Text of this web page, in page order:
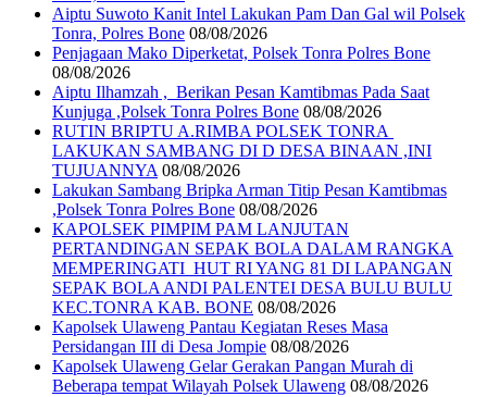
Aiptu Suwoto Kanit Intel Lakukan Pam Dan Gal wil Polsek
Tonra, Polres Bone 08/08/2026
Penjagaan Mako Diperketat, Polsek Tonra Polres Bone
08/08/2026
Aiptu Ilhamzah , Berikan Pesan Kamtibmas Pada Saat
Kunjuga ,Polsek Tonra Polres Bone 08/08/2026
RUTIN BRIPTU A.RIMBA POLSEK TONRA
LAKUKAN SAMBANG DI D DESA BINAAN ,INI
TUJUANNYA 08/08/2026
Lakukan Sambang Bripka Arman Titip Pesan Kamtibmas
,Polsek Tonra Polres Bone 08/08/2026
KAPOLSEK PIMPIM PAM LANJUTAN
PERTANDINGAN SEPAK BOLA DALAM RANGKA
MEMPERINGATI HUT RI YANG 81 DI LAPANGAN
SEPAK BOLA ANDI PALENTEI DESA BULU BULU
KEC.TONRA KAB. BONE 08/08/2026
Kapolsek Ulaweng Pantau Kegiatan Reses Masa
Persidangan III di Desa Jompie 08/08/2026
Kapolsek Ulaweng Gelar Gerakan Pangan Murah di
Beberapa tempat Wilayah Polsek Ulaweng 08/08/2026